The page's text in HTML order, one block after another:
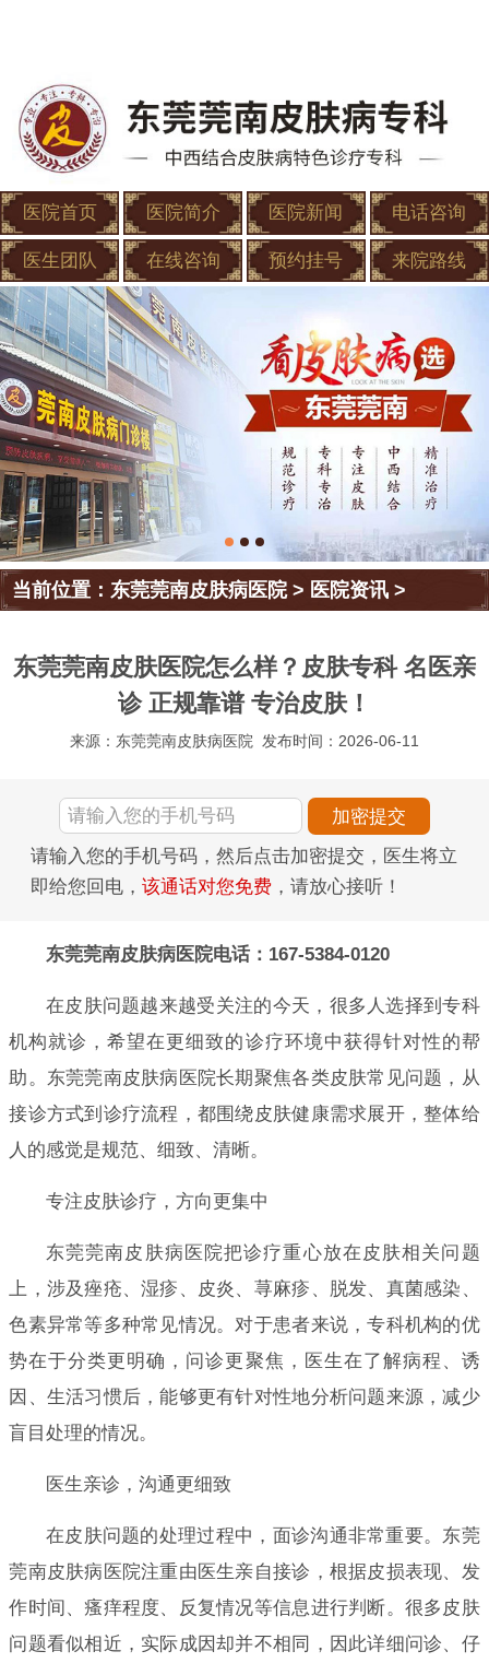
医院首页 医院简介 医院新闻 电话咨询
医生团队 在线咨询 预约挂号 来院路线
当前位置：东莞莞南皮肤病医院> 医院资讯 >
东莞莞南皮肤医院怎么样？皮肤专科 名医亲
诊 正规靠谱 专治皮肤！
来源：东莞莞南皮肤病医院 发布时间：2026-06-11
请输入您的手机号码，然后点击加密提交，医生将立
即给您回电， 该通话对您免费 ，请放心接听！
东莞莞南皮肤病医院电话：167-5384-0120
在皮肤问题越来越受关注的今天，很多人选择到专科
机构就诊，希望在更细致的诊疗环境中获得针对性的帮
助。东莞莞南皮肤病医院长期聚焦各类皮肤常见问题，从
接诊方式到诊疗流程，都围绕皮肤健康需求展开，整体给
人的感觉是规范、细致、清晰。
专注皮肤诊疗，方向更集中
东莞莞南皮肤病医院把诊疗重心放在皮肤相关问题
上，涉及痤疮、湿疹、皮炎、荨麻疹、脱发、真菌感染、
色素异常等多种常见情况。对于患者来说，专科机构的优
势在于分类更明确，问诊更聚焦，医生在了解病程、诱
因、生活习惯后，能够更有针对性地分析问题来源，减少
盲目处理的情况。
医生亲诊，沟通更细致
在皮肤问题的处理过程中，面诊沟通非常重要。东莞
莞南皮肤病医院注重由医生亲自接诊，根据皮损表现、发
作时间、瘙痒程度、反复情况等信息进行判断。很多皮肤
问题看似相近，实际成因却并不相同，因此详细问诊、仔